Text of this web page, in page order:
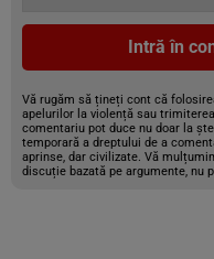
Intră în
Vă rugăm să țineți cont că
apelurilor la violență sau
comentariu pot duce nu doar la
temporară a dreptului de a
aprinse, dar civilizate. Vă
discuție bazată pe argumente, nu